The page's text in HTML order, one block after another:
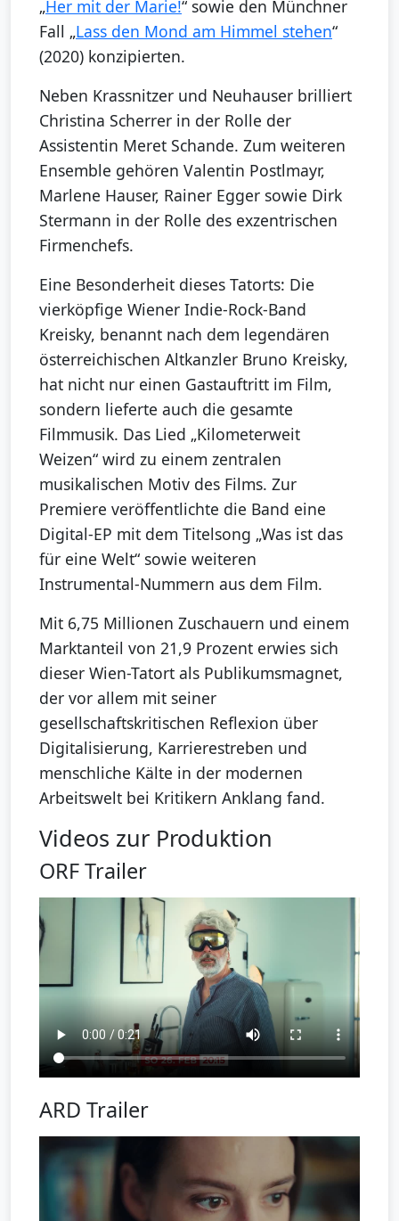
„Her mit der Marie!“ sowie den Münchner
Fall „Lass den Mond am Himmel stehen“
(2020) konzipierten.
Neben Krassnitzer und Neuhauser brilliert
Christina Scherrer in der Rolle der
Assistentin Meret Schande. Zum weiteren
Ensemble gehören Valentin Postlmayr,
Marlene Hauser, Rainer Egger sowie Dirk
Stermann in der Rolle des exzentrischen
Firmenchefs.
Eine Besonderheit dieses Tatorts: Die
vierköpfige Wiener Indie-Rock-Band
Kreisky, benannt nach dem legendären
österreichischen Altkanzler Bruno Kreisky,
hat nicht nur einen Gastauftritt im Film,
sondern lieferte auch die gesamte
Filmmusik. Das Lied „Kilometerweit
Weizen“ wird zu einem zentralen
musikalischen Motiv des Films. Zur
Premiere veröffentlichte die Band eine
Digital-EP mit dem Titelsong „Was ist das
für eine Welt“ sowie weiteren
Instrumental-Nummern aus dem Film.
Mit 6,75 Millionen Zuschauern und einem
Marktanteil von 21,9 Prozent erwies sich
dieser Wien-Tatort als Publikumsmagnet,
der vor allem mit seiner
gesellschaftskritischen Reflexion über
Digitalisierung, Karrierestreben und
menschliche Kälte in der modernen
Arbeitswelt bei Kritikern Anklang fand.
Videos zur Produktion
ORF Trailer
ARD Trailer